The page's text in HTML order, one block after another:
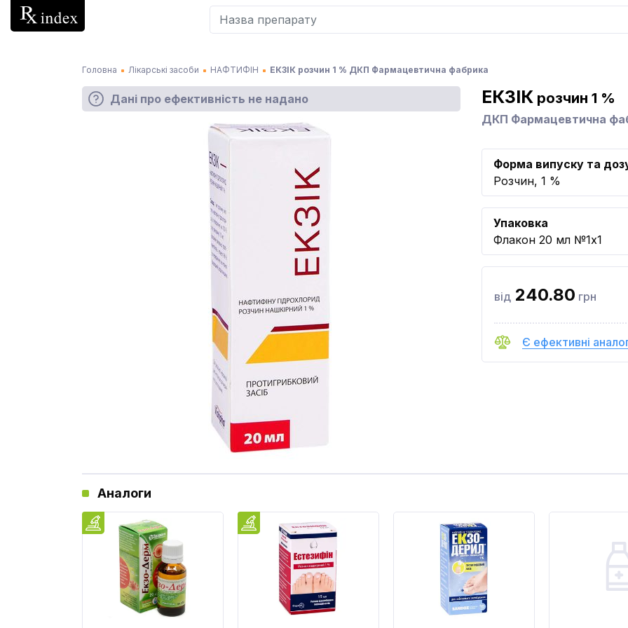
Головна Лікарські засоби НАФТИФІН ЕКЗІК розчин 1 % ДКП Фармацевтична фабрика
Дані про ефективність не надано ЕКЗІК розчин 1 %
ДКП Фармацевтична
Форма випуску та
Розчин, 1 %
Упаковка
Флакон 20 мл №1x1
від 240.80 грн
Є ефективні
Аналоги